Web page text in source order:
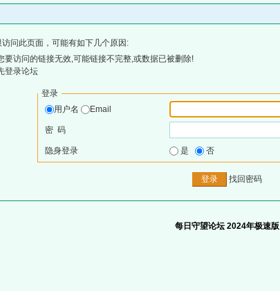
问此页面，可能有如下几个原因:
要访问的链接无效,可能链接不完整,或数据已被删除!
登录论坛
登录
用户名
Email
密 码
隐身登录 是 否
找回密码
每日守望论坛 2024年极速版